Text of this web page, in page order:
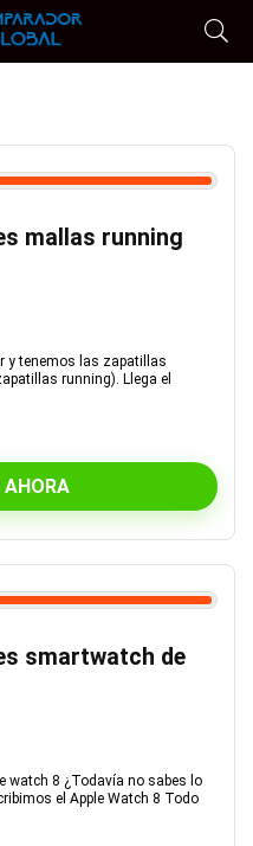
mallas running
y tenemos las zapatillas
running). Llega el
AHORA
smartwatch de
watch 8 ¿Todavía no sabes lo
el Apple Watch 8 Todo